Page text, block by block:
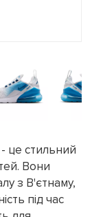
це стильний
Вони
з В'єтнаму,
під час